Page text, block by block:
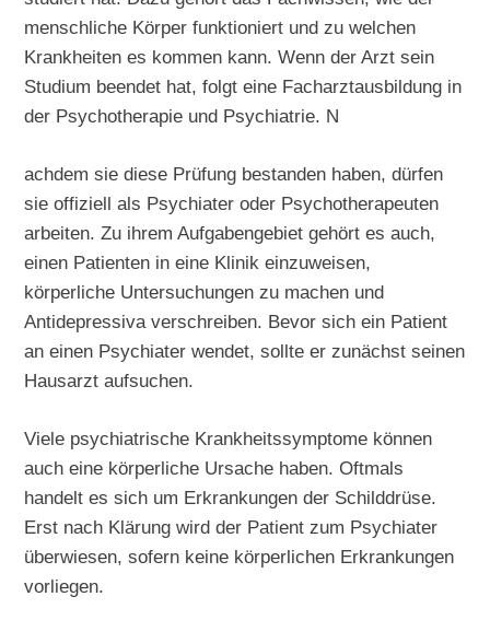
menschliche Körper funktioniert und zu welchen
Krankheiten es kommen kann. Wenn der Arzt sein
Studium beendet hat, folgt eine Facharztausbildung in
der Psychotherapie und Psychiatrie. N
achdem sie diese Prüfung bestanden haben, dürfen
sie offiziell als Psychiater oder Psychotherapeuten
arbeiten. Zu ihrem Aufgabengebiet gehört es auch,
einen Patienten in eine Klinik einzuweisen,
körperliche Untersuchungen zu machen und
Antidepressiva verschreiben. Bevor sich ein Patient
an einen Psychiater wendet, sollte er zunächst seinen
Hausarzt aufsuchen.
Viele psychiatrische Krankheitssymptome können
auch eine körperliche Ursache haben. Oftmals
handelt es sich um Erkrankungen der Schilddrüse.
Erst nach Klärung wird der Patient zum Psychiater
überwiesen, sofern keine körperlichen Erkrankungen
vorliegen.